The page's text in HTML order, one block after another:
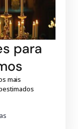
para
mais